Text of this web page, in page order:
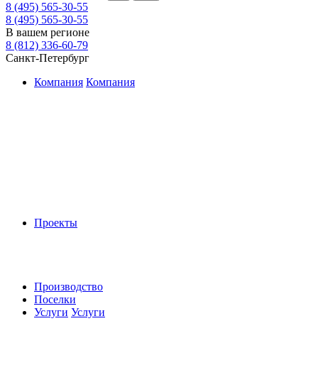
8 (495) 565-30-55
8 (495) 565-30-55
В вашем регионе
8 (812) 336-60-79
Санкт-Петербург
Компания Компания
Проекты
Производство
Поселки
Услуги Услуги